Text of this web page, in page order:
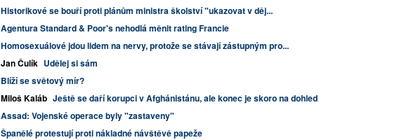
Historikové se bouří proti plánům ministra školství "ukazovat v děj...
Agentura Standard & Poor's nehodlá měnit rating Francie
Homosexuálové jdou lidem na nervy, protože se stávají zástupným pro...
Jan Čulík Udělej si sám
Blíží se světový mír?
Miloš Kaláb Ještě se daří korupci v Afghánistánu, ale konec je skoro na dohled
Assad: Vojenské operace byly "zastaveny"
Španělé protestují proti nákladné návštěvě papeže